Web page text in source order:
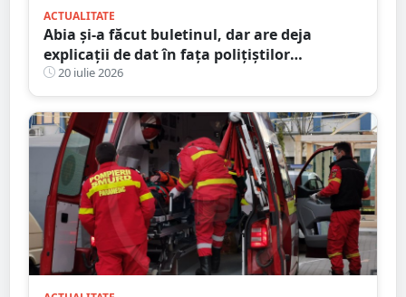
ACTUALITATE
Abia și-a făcut buletinul, dar are deja
explicații de dat în fața polițiștilor
sătmăreni. Totul după o ”aventură” cu ATV-
ul pe străzile din sat
20 iulie 2026